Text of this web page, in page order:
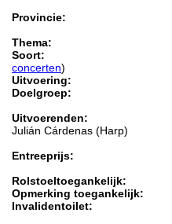
Provincie:
Thema:
Soort:
concerten)
Uitvoering:
Doelgroep:
Uitvoerenden:
Julián Cárdenas (Harp)
Entreeprijs:
Rolstoeltoegankelijk:
Opmerking toegankelijk:
Invalidentoilet: